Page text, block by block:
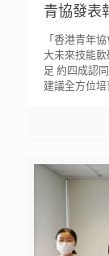
青協發表
「香港青年
大未來技能
足 約四成認
建議全方位